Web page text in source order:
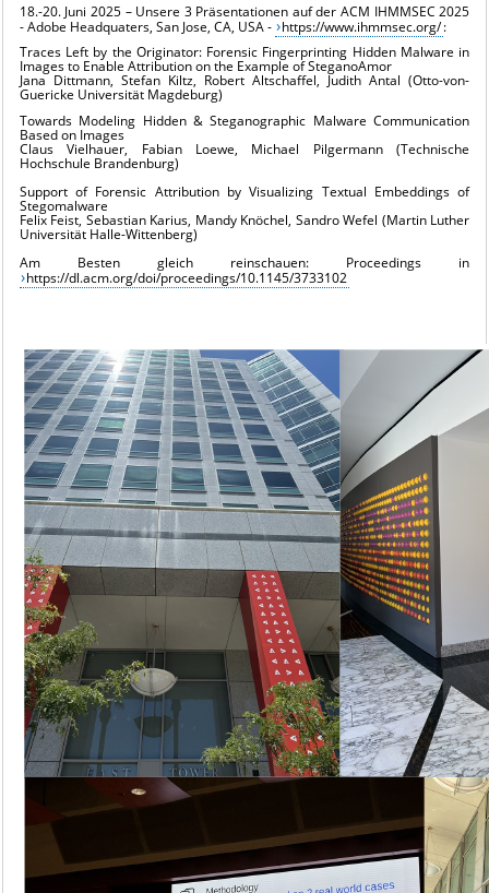
18.-20. Juni 2025 – Unsere 3 Präsentationen auf der ACM IHMMSEC 2025
- Adobe Headquaters, San Jose, CA, USA - https://www.ihmmsec.org/:
Images to Enable Attribution on the Example of SteganoAmor
Jana Dittmann, Stefan Kiltz, Robert Altschaffel, Judith Antal (Otto-von-
Guericke Universität Magdeburg)
Based on Images
Claus Vielhauer, Fabian Loewe, Michael Pilgermann (Technische
Hochschule Brandenburg)
Support of Forensic Attribution by Visualizing Textual Embeddings of
Stegomalware
Universität Halle-Wittenberg)
https://dl.acm.org/doi/proceedings/10.1145/3733102